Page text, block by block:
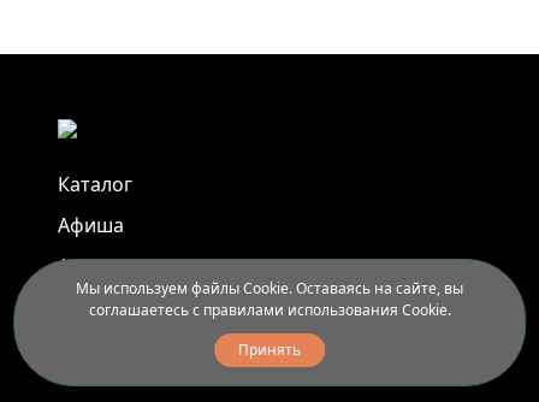
Каталог
Афиша
Арт-пленэры
Услуги
Новости
Мы используем файлы Cookie. Оставаясь на сайте, вы
соглашаетесь с правилами использования Cookie.
Принять